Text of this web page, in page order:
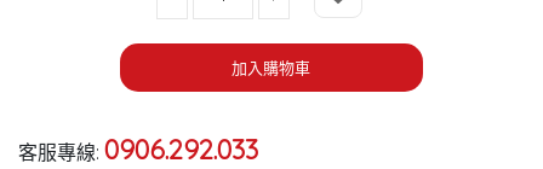
加入購物車
客服專線: 0906.292.033